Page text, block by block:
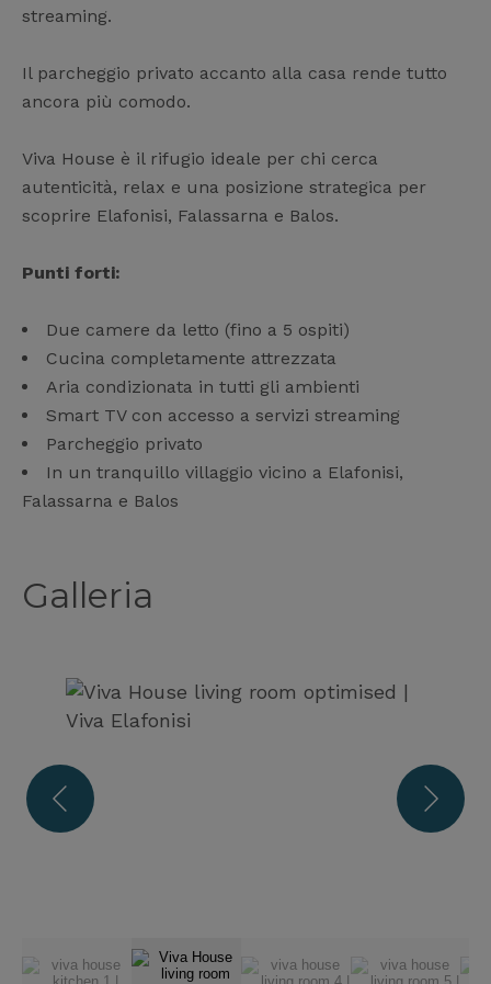
streaming.
Il parcheggio privato accanto alla casa rende tutto
ancora più comodo.
Viva House è il rifugio ideale per chi cerca
autenticità, relax e una posizione strategica per
scoprire Elafonisi, Falassarna e Balos.
Punti forti:
Due camere da letto (fino a 5 ospiti)
Cucina completamente attrezzata
Aria condizionata in tutti gli ambienti
Smart TV con accesso a servizi streaming
Parcheggio privato
In un tranquillo villaggio vicino a Elafonisi,
Falassarna e Balos
Galleria